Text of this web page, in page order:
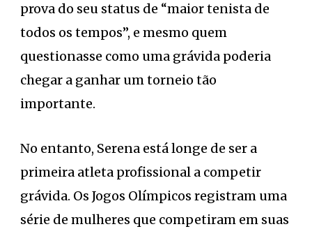
prova do seu status de “maior tenista de
todos os tempos”, e mesmo quem
questionasse como uma grávida poderia
chegar a ganhar um torneio tão
importante.
No entanto, Serena está longe de ser a
primeira atleta profissional a competir
grávida. Os Jogos Olímpicos registram uma
série de mulheres que competiram em suas